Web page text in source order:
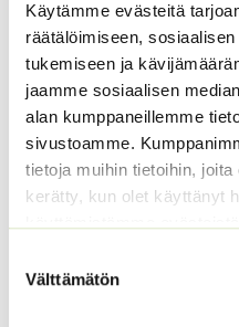
Käytämme evästeitä
räätälöimiseen,
tukemiseen ja
jaamme sosiaalisen
alan kumppaneillemme
sivustoamme.
tietoja muihin tietoihin,
kerätty, kun olet käyttänyt
valinta
Välttämätön
Lehtisalaatti Lollo
Bionda
ALE!
2,99€ – 5,00€
2,99 €
-
5,00 €
Sisältää
arvonlisäveron